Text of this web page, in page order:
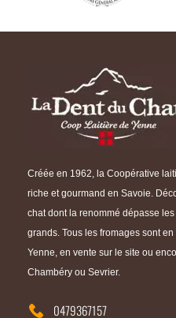
Créée en 1962, la Coopérative
riche et gourmand en Savoie.
chat dont la renommé dépasse
grands. Tous les fromages sont
Yenne, en vente sur le site ou
Chambéry ou Sevrier.
0479367157